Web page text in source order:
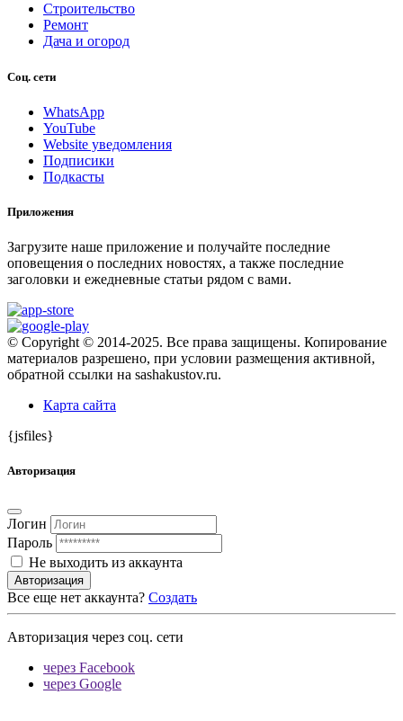
Строительство
Ремонт
Дача и огород
Соц. сети
WhatsApp
YouTube
Website уведомления
Подписики
Подкасты
Приложения
Загрузите наше приложение и получайте последние
оповещения о последних новостях, а также последние
заголовки и ежедневные статьи рядом с вами.
© Copyright © 2014-2025. Все права защищены. Копирование
материалов разрешено, при условии размещения активной,
обратной ссылки на sashakustov.ru.
Карта сайта
{jsfiles}
Авторизация
Логин
Пароль
Не выходить из аккаунта
Авторизация
Все еще нет аккаунта? Создать
Авторизация через соц. сети
через Facebook
через Google